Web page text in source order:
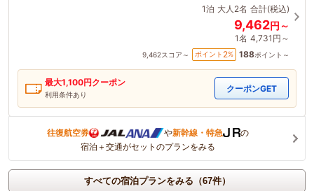
1泊 大人2名 合計(税込)
9,462円～
1名 4,731円～
9,462スコア～ ポイント 2% 188ポイント～
最大1,100円クーポン
利用条件あり
クーポンGET
往復航空券 や新幹線・特急
の
宿泊＋交通がセットのプランをみる
すべての宿泊プランをみる（67件）